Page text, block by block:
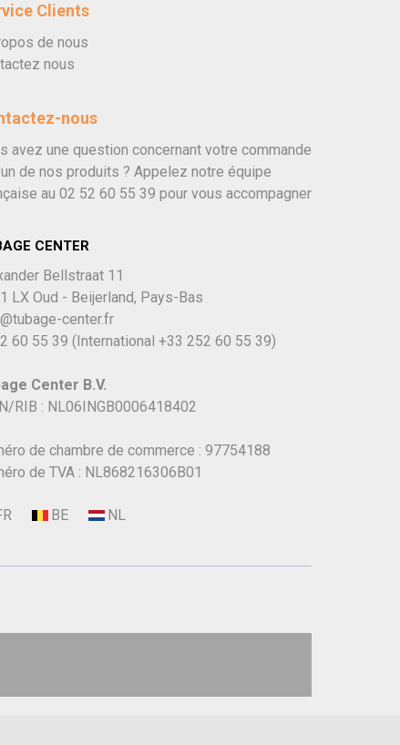
Clients
de nous
nous
nous
avez une question concernant votre commande
de nos produits ? Appelez notre équipe
au 02 52 60 55 39 pour vous accompagner
CENTER
Bellstraat 11
LX Oud - Beijerland, Pays-Bas
center.fr
60 55 39 (International +33 252 60 55 39)
Center B.V.
RIB : NL06INGB0006418402
de chambre de commerce : 97754188
de TVA : NL868216306B01